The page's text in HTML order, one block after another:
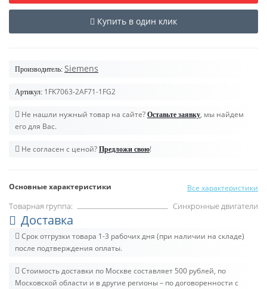
Купить в один клик
Производитель: Siemens
Артикул: 1FK7063-2AF71-1FG2
Не нашли нужный товар на сайте? Оставьте заявку, мы найдем
его для Вас.
Не согласен с ценой? Предложи свою!
Основные характеристики Все характеристики
Товарная группа: Синхронные двигатели
Доставка
Срок отгрузки товара 1-3 рабочих дня (при наличии на складе)
после подтверждения оплаты.
Стоимость доставки по Москве составляет 500 рублей, по
Московской области и в другие регионы – по договоренности с